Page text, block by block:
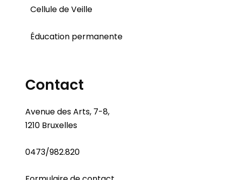
Cellule de Veille
Éducation permanente
Contact
Avenue des Arts, 7-8,
1210 Bruxelles
0473/982.820